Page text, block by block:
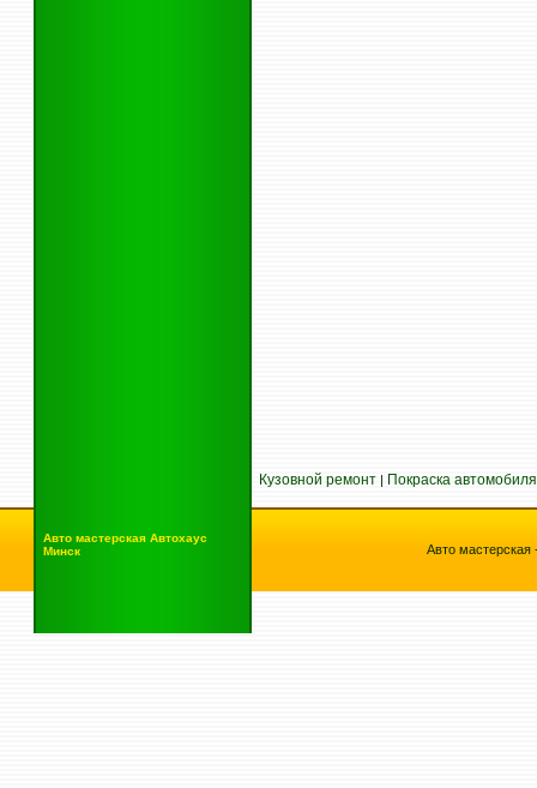
Авто мастерская Автохаус
Минск
Кузовной ремонт | Покраска автомобиля
Авто